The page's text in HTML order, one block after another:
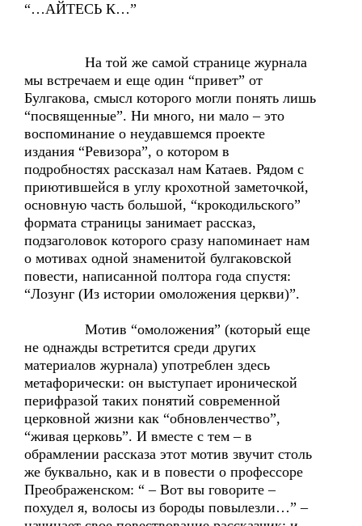
“…АЙТЕСЬ К…”
На той же самой странице журнала
мы встречаем и еще один “привет” от
Булгакова, смысл которого могли понять лишь
“посвященные”. Ни много, ни мало – это
воспоминание о неудавшемся проекте
издания “Ревизора”, о котором в
подробностях рассказал нам Катаев. Рядом с
приютившейся в углу крохотной заметочкой,
основную часть большой, “крокодильского”
формата страницы занимает рассказ,
подзаголовок которого сразу напоминает нам
о мотивах одной знаменитой булгаковской
повести, написанной полтора года спустя:
“Лозунг (Из истории омоложения церкви)”.
Мотив “омоложения” (который еще
не однажды встретится среди других
материалов журнала) употреблен здесь
метафорически: он выступает иронической
перифразой таких понятий современной
церковной жизни как “обновленчество”,
“живая церковь”. И вместе с тем – в
обрамлении рассказа этот мотив звучит столь
же буквально, как и в повести о профессоре
Преображенском: “ – Вот вы говорите –
похудел я, волосы из бороды повылезли…” –